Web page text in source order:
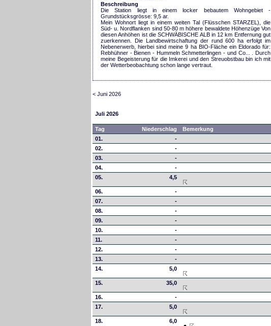
Beschreibung
Die Station liegt in einem locker bebautem Wohngebiet -
Grundstücksgrösse: 9,5 ar.
Mein Wohnort liegt in einem weiten Tal (Flüsschen STARZEL), die
Süd- u. Nordflanken sind 50-80 m höhere bewaldete Höhenzüge Von
diesen Anhöhen ist die SCHWÄBISCHE ALB in 12 km Entfernung gut
zuerkennen. Die Landbewirtschaftung der rund 600 ha erfolgt im
Nebenerwerb, hierbei sind meine 9 ha BIO-Fläche ein Eldorado für:
Rebhühner - Bienen - Hummeln Schmetterlingen - und Co... . Durch
meine Begeisterung für die Imkerei und den Streuobstbau bin ich mit
der Wetterbeobachtung schon lange vertraut.
< Juni 2026
Juli 2026
Tag Niederschlag Bemerkung
01.
-
02.
-
03.
-
04.
-
05.
4,5
06. -
07.
-
08.
-
09.
-
10.
-
11.
-
12.
-
13.
-
14.
5,0
15. 35,0
16. -
17.
5,0
18. 6,0